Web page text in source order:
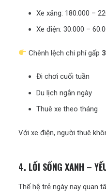
Xe xăng: 180.000 –
Xe điện: 30.000 –
Chênh lệch chi phí gấp
Đi chơi cuối tuần
Du lịch ngắn ngày
Thuê xe theo tháng
Với xe điện, người thuê
4. LỐI SỐNG XANH –
Thế hệ trẻ ngày nay quan